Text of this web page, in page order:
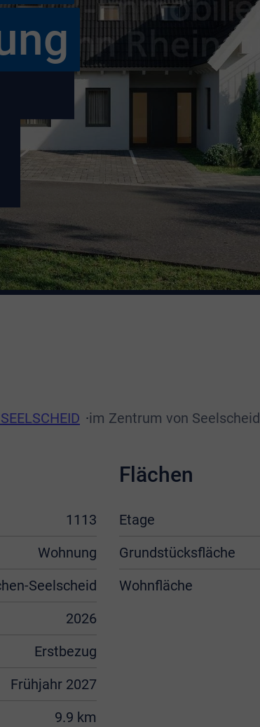
im Zentrum von Seelscheid
1113
Wohnung
Seelscheid
2026
Erstbezug
Frühjahr 2027
9.9 km
Flächen
Etage
Grundstücksfläche
Wohnfläche